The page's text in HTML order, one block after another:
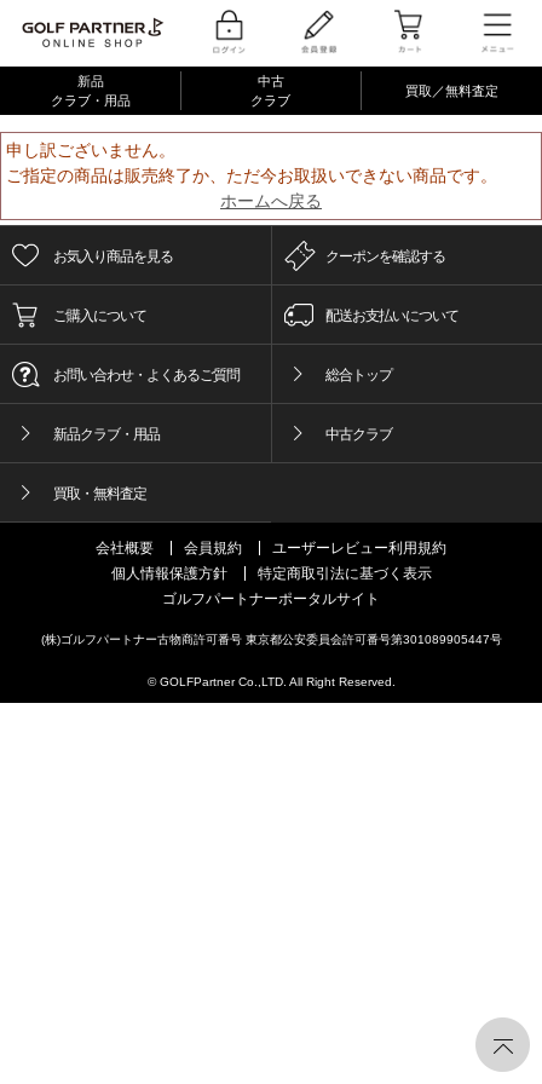
新品
クラブ・用品
中古
クラブ
買取／無料査定
申し訳ございません。
ご指定の商品は販売終了か、ただ今お取扱いできない商品です。
ホームへ戻る
お気入り商品を見る クーポンを確認する
ご購入について 配送お支払いについて
お問い合わせ・よくあるご質問 総合トップ
新品クラブ・用品 中古クラブ
買取・無料査定
会社概要 会員規約
ユーザーレビュー利用規約
個人情報保護方針
特定商取引法に基づく表示
ゴルフパートナーポータルサイト
(株)ゴルフパートナー古物商許可番号 東京都公安委員会許可番号第301089905447号
© GOLFPartner Co.,LTD. All Right Reserved.